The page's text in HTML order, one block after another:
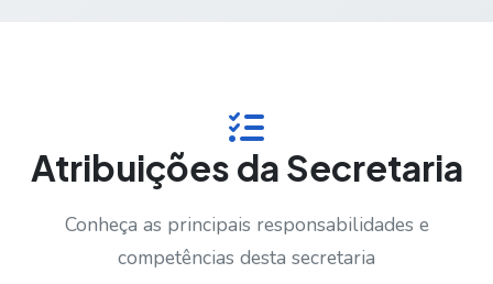
Atribuições da Secretaria
Conheça as principais responsabilidades e
competências desta secretaria